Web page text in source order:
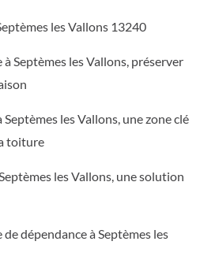
les Vallons 13240
Septèmes les Vallons, préserver
les Vallons, une zone clé
toiture
les Vallons, une solution
dépendance à Septèmes les